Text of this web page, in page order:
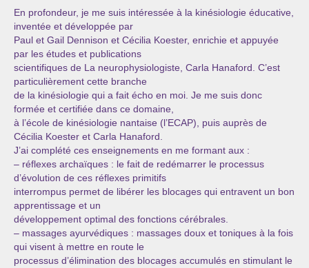
En profondeur, je me suis intéressée à la kinésiologie éducative,
inventée et développée par
Paul et Gail Dennison et Cécilia Koester, enrichie et appuyée
par les études et publications
scientifiques de La neurophysiologiste, Carla Hanaford. C’est
particulièrement cette branche
de la kinésiologie qui a fait écho en moi. Je me suis donc
formée et certifiée dans ce domaine,
à l’école de kinésiologie nantaise (l’ECAP), puis auprès de
Cécilia Koester et Carla Hanaford.
J’ai complété ces enseignements en me formant aux :
– réflexes archaïques : le fait de redémarrer le processus
d’évolution de ces réflexes primitifs
interrompus permet de libérer les blocages qui entravent un bon
apprentissage et un
développement optimal des fonctions cérébrales.
– massages ayurvédiques : massages doux et toniques à la fois
qui visent à mettre en route le
processus d’élimination des blocages accumulés en stimulant le